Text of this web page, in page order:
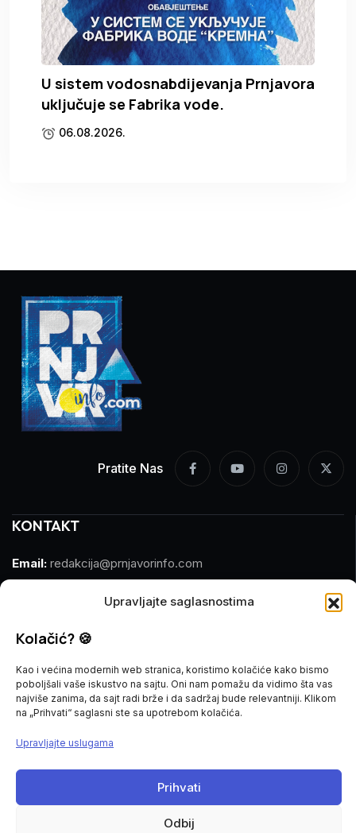
Upravljajte saglasnostima
Kolačić? 🍪
Kao i većina modernih web stranica, koristimo kolačiće kako bismo
poboljšali vaše iskustvo na sajtu. Oni nam pomažu da vidimo šta vas
najviše zanima, da sajt radi brže i da sadržaj bude relevantniji. Klikom
na „Prihvati“ saglasni ste sa upotrebom kolačića.
Upravljajte uslugama
Prihvati
Odbij
U sistem vodosnabdijevanja Prnjavora
uključuje se Fabrika vode.
06.08.2026.
Pratite Nas
KONTAKT
Email: redakcija@prnjavorinfo.com
MARKETING
Email: marketing@prnjavorinfo.com
Telefon:(+387)065 955 355
POŠALJI VIJEST
Imate vijest za nas? Javite nam se na
redakcija@prnjavorinfo.com